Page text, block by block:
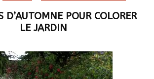
D’AUTOMNE POUR COLORER
LE JARDIN